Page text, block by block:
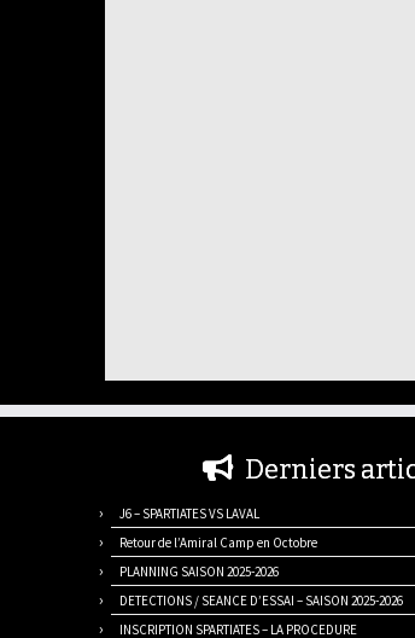
Derniers
J6 – SPARTIATES VS LAVAL
Retour de l’Amiral Camp en Octobre
PLANNING SAISON 2025-2026
DETECTIONS / SEANCE D’ESSAI – SAISON 2025-2026
INSCRIPTION SPARTIATES – LA PROCEDURE